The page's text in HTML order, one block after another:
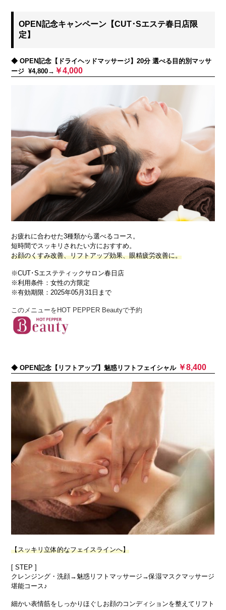
OPEN記念キャンペーン【CUT･Sエステ春日店限
定】
◆ OPEN記念【ドライヘッドマッサージ】20分 選べる目的別マッサ
ージ ¥4,800→ ￥4,000
お疲れに合わせた3種類から選べるコース。
短時間でスッキリされたい方におすすめ。
お顔のくすみ改善、リフトアップ効果、眼精疲労改善に。
※CUT･Sエステティックサロン春日店
※利用条件：女性の方限定
※有効期限：2025年05月31日まで
このメニューをHOT PEPPER Beautyで予約
◆ OPEN記念【リフトアップ】魅惑リフトフェイシャル ￥8,400
【スッキリ立体的なフェイスラインへ】
[ STEP ]
クレンジング・洗顔→魅惑リフトマッサージ→保湿マスクマッサージ
堪能コース♪
細かい表情筋をしっかりほぐしお顔のコンディションを整えてリフト